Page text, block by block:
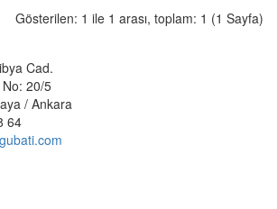
Gösterilen: 1 ile 1 arası, toplam: 1 (1 Sayfa)
Cad.
20/5
/ Ankara
64